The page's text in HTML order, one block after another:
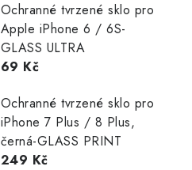
Ochranné tvrzené sklo pro
Apple iPhone 6 / 6S-
GLASS ULTRA
69 Kč
Ochranné tvrzené sklo pro
iPhone 7 Plus / 8 Plus,
černá-GLASS PRINT
249 Kč